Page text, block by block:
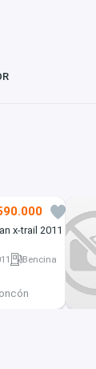
x-trail 2011
Bencina